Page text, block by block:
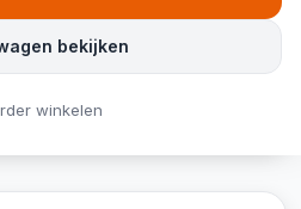
bekijken
winkelen